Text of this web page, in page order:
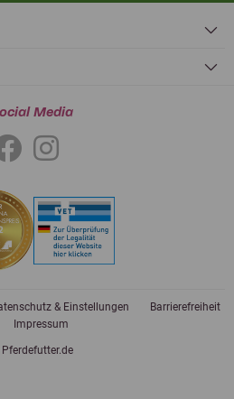
Media
& Einstellungen
Barrierefreiheit
Impressum